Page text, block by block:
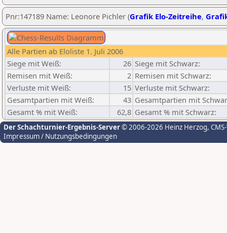
Pnr:147189 Name: Leonore Pichler (Grafik Elo-Zeitreihe,
Alle Partien ab Eloliste 1. Juli 2006
Siege mit Weiß:
26 Siege mit Schwarz:
Remisen mit Weiß:
2 Remisen mit Schwarz:
Verluste mit Weiß:
15 Verluste mit Schwarz:
Gesamtpartien mit Weiß:
43 Gesamtpartien mit
Gesamt % mit Weiß:
62,8 Gesamt % mit Schwarz:
Der Schachturnier-Ergebnis-Server© 2006-2026 Heinz Herzog,
Impressum / Nutzungsbedingungen